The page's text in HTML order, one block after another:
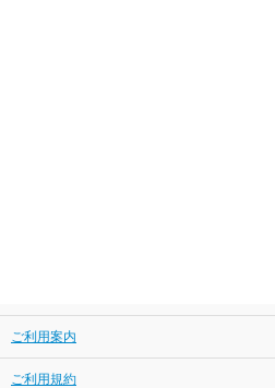
ご利用案内
ご利用規約